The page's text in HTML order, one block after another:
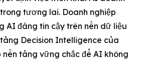
tương lai. Doanh nghiệp
AI đáng tin cậy trên nền dữ liệu
Decision Intelligence của
tảng vững chắc để AI không